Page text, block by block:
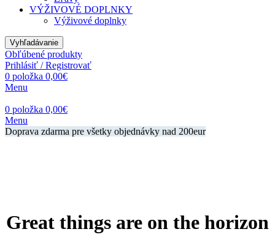
VÝŽIVOVÉ DOPLNKY
Výživové doplnky
Vyhľadávanie
Obľúbené produkty
Prihlásiť / Registrovať
0 položka 0,00€
Menu
0 položka 0,00€
Menu
Doprava zdarma pre všetky objednávky nad 200eur
Great things are on the horizon